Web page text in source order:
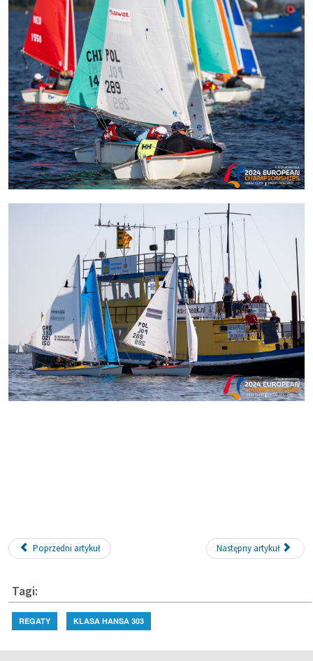
Poprzedni artykuł Następny artykuł
Tagi:
REGATY KLASA HANSA 303